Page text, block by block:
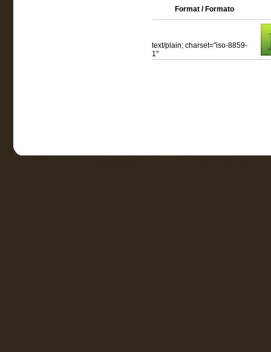
Format / Formato
text/plain; charset="iso-8859-
1"